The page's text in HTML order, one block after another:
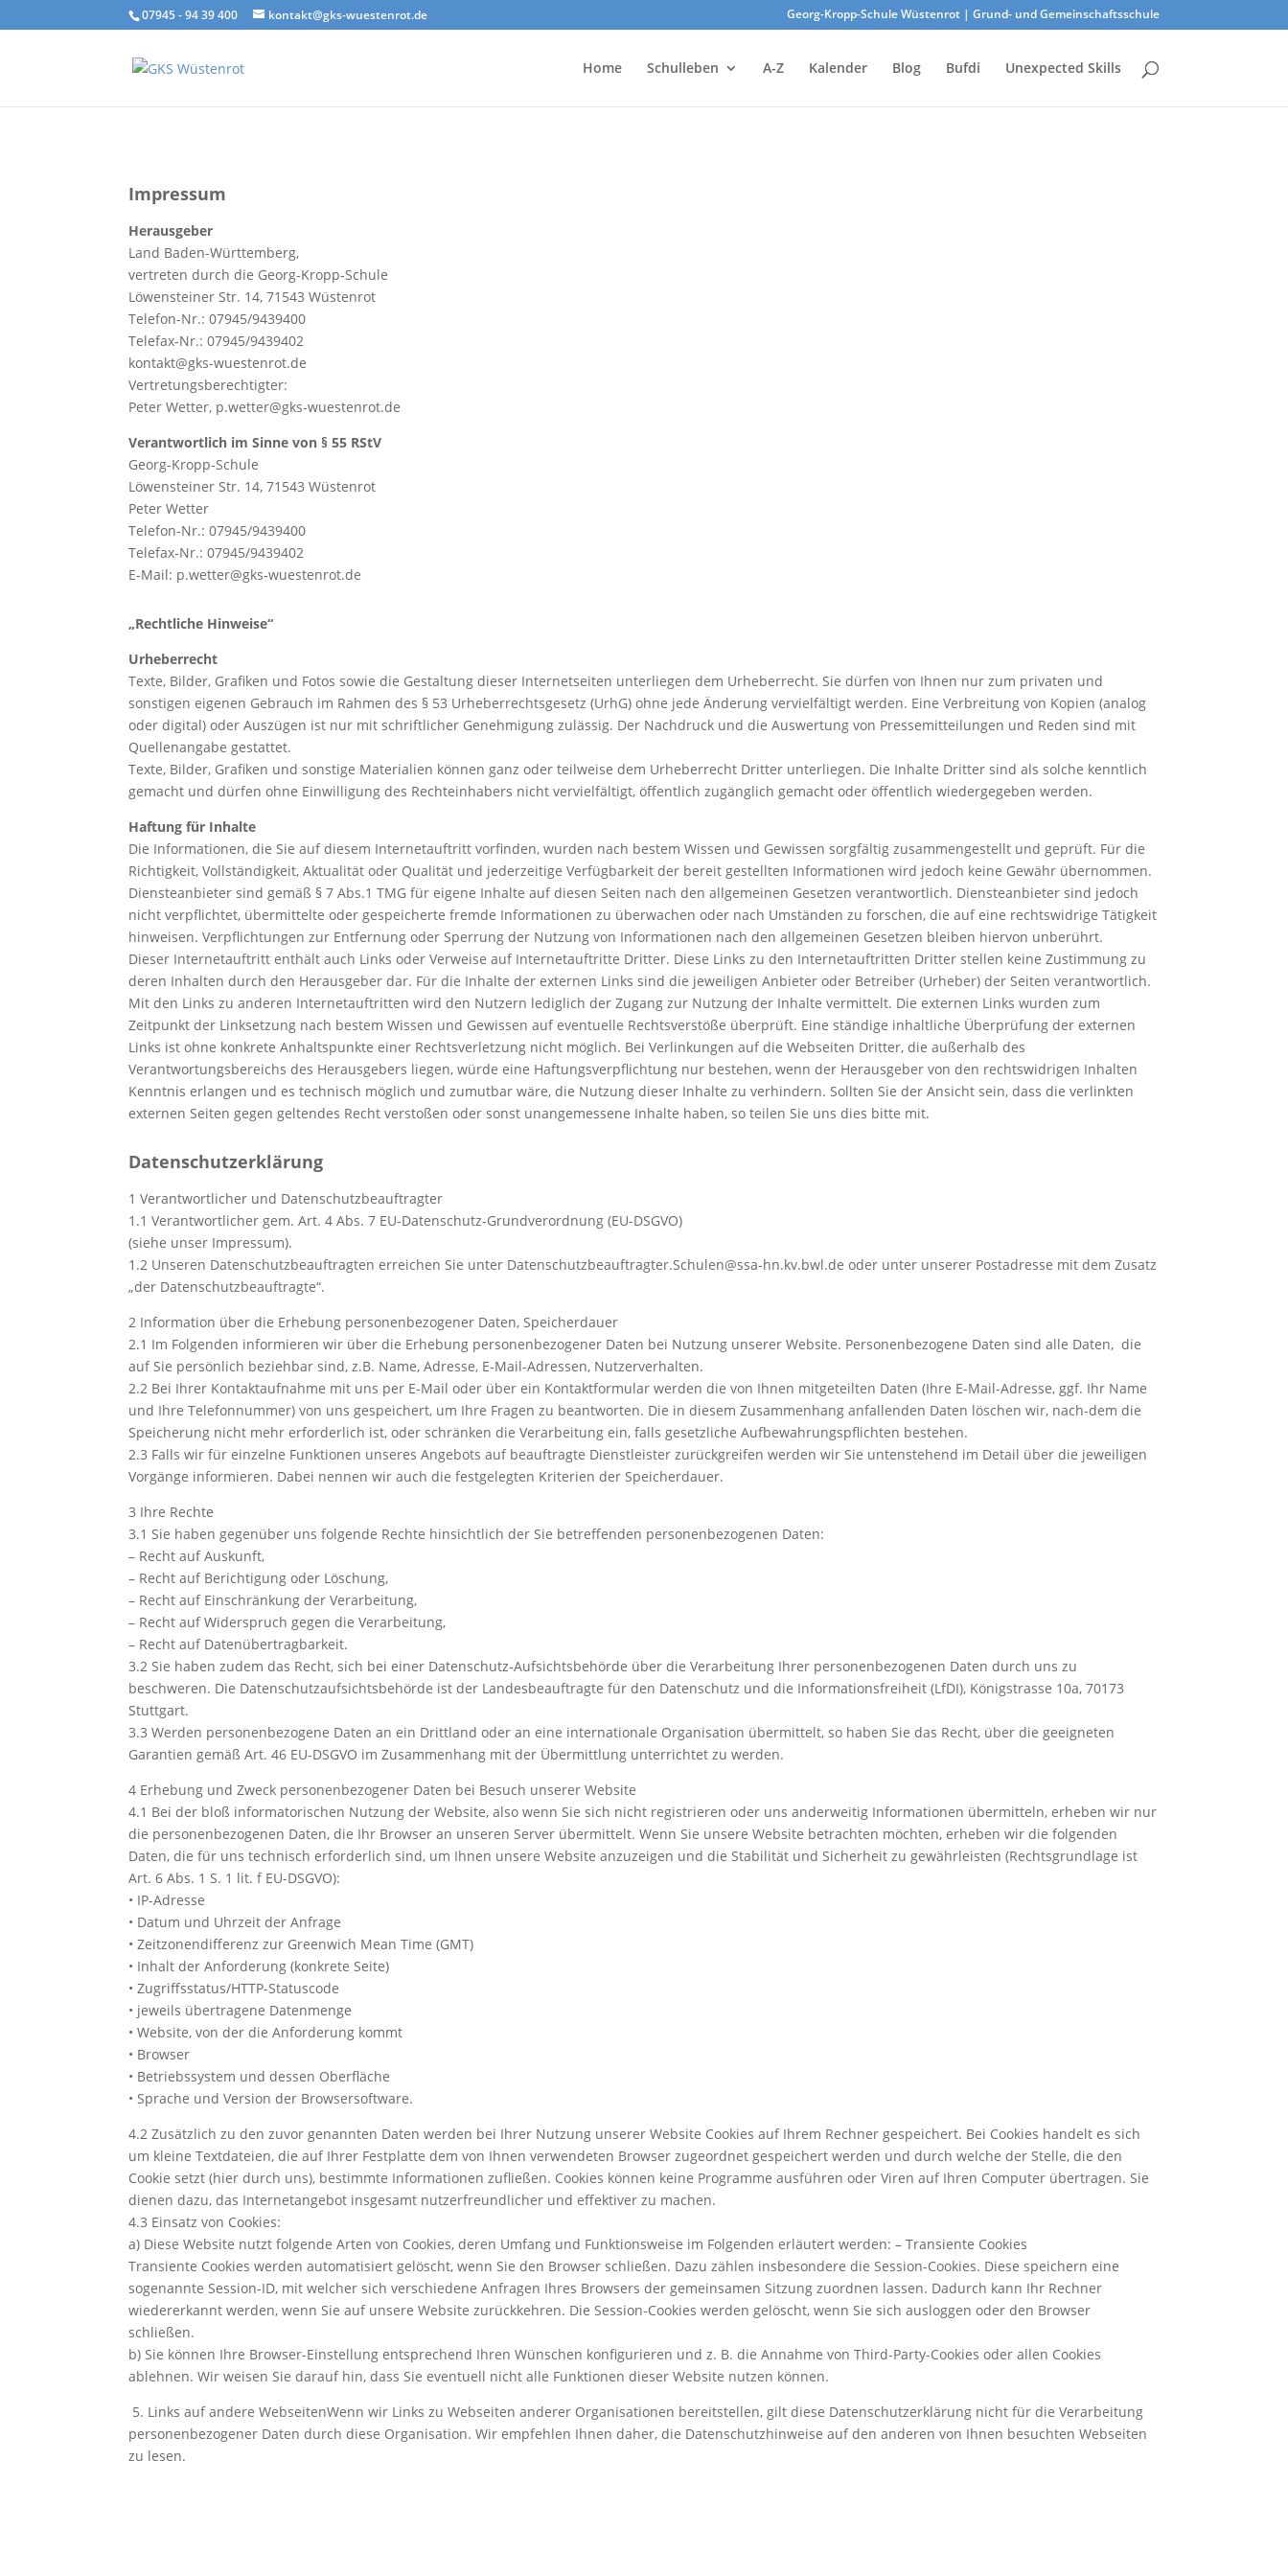
07945 - 94 39 400 kontakt@gks-wuestenrot.de Georg-Kropp-Schule Wüstenrot | Grund- und Gemeinschaftsschule
Home Schulleben A-Z Kalender Blog Bufdi Unexpected Skills
Impressum
Herausgeber
Land Baden-Württemberg,
vertreten durch die Georg-Kropp-Schule
Löwensteiner Str. 14, 71543 Wüstenrot
Telefon-Nr.: 07945/9439400
Telefax-Nr.: 07945/9439402
kontakt@gks-wuestenrot.de
Vertretungsberechtigter:
Peter Wetter, p.wetter@gks-wuestenrot.de
Verantwortlich im Sinne von § 55 RStV
Georg-Kropp-Schule
Löwensteiner Str. 14, 71543 Wüstenrot
Peter Wetter
Telefon-Nr.: 07945/9439400
Telefax-Nr.: 07945/9439402
E-Mail: p.wetter@gks-wuestenrot.de
„Rechtliche Hinweise“
Urheberrecht
Texte, Bilder, Grafiken und Fotos sowie die Gestaltung dieser Internetseiten unterliegen dem Urheberrecht. Sie dürfen von Ihnen nur zum privaten und
sonstigen eigenen Gebrauch im Rahmen des § 53 Urheberrechtsgesetz (UrhG) ohne jede Änderung vervielfältigt werden. Eine Verbreitung von Kopien (analog
oder digital) oder Auszügen ist nur mit schriftlicher Genehmigung zulässig. Der Nachdruck und die Auswertung von Pressemitteilungen und Reden sind mit
Quellenangabe gestattet.
Texte, Bilder, Grafiken und sonstige Materialien können ganz oder teilweise dem Urheberrecht Dritter unterliegen. Die Inhalte Dritter sind als solche kenntlich
gemacht und dürfen ohne Einwilligung des Rechteinhabers nicht vervielfältigt, öffentlich zugänglich gemacht oder öffentlich wiedergegeben werden.
Haftung für Inhalte
Die Informationen, die Sie auf diesem Internetauftritt vorfinden, wurden nach bestem Wissen und Gewissen sorgfältig zusammengestellt und geprüft. Für die
Richtigkeit, Vollständigkeit, Aktualität oder Qualität und jederzeitige Verfügbarkeit der bereit gestellten Informationen wird jedoch keine Gewähr übernommen.
Diensteanbieter sind gemäß § 7 Abs.1 TMG für eigene Inhalte auf diesen Seiten nach den allgemeinen Gesetzen verantwortlich. Diensteanbieter sind jedoch
nicht verpflichtet, übermittelte oder gespeicherte fremde Informationen zu überwachen oder nach Umständen zu forschen, die auf eine rechtswidrige Tätigkeit
hinweisen. Verpflichtungen zur Entfernung oder Sperrung der Nutzung von Informationen nach den allgemeinen Gesetzen bleiben hiervon unberührt.
Dieser Internetauftritt enthält auch Links oder Verweise auf Internetauftritte Dritter. Diese Links zu den Internetauftritten Dritter stellen keine Zustimmung zu
deren Inhalten durch den Herausgeber dar. Für die Inhalte der externen Links sind die jeweiligen Anbieter oder Betreiber (Urheber) der Seiten verantwortlich.
Mit den Links zu anderen Internetauftritten wird den Nutzern lediglich der Zugang zur Nutzung der Inhalte vermittelt. Die externen Links wurden zum
Zeitpunkt der Linksetzung nach bestem Wissen und Gewissen auf eventuelle Rechtsverstöße überprüft. Eine ständige inhaltliche Überprüfung der externen
Links ist ohne konkrete Anhaltspunkte einer Rechtsverletzung nicht möglich. Bei Verlinkungen auf die Webseiten Dritter, die außerhalb des
Verantwortungsbereichs des Herausgebers liegen, würde eine Haftungsverpflichtung nur bestehen, wenn der Herausgeber von den rechtswidrigen Inhalten
Kenntnis erlangen und es technisch möglich und zumutbar wäre, die Nutzung dieser Inhalte zu verhindern. Sollten Sie der Ansicht sein, dass die verlinkten
externen Seiten gegen geltendes Recht verstoßen oder sonst unangemessene Inhalte haben, so teilen Sie uns dies bitte mit.
Datenschutzerklärung
1 Verantwortlicher und Datenschutzbeauftragter
1.1 Verantwortlicher gem. Art. 4 Abs. 7 EU-Datenschutz-Grundverordnung (EU-DSGVO)
(siehe unser Impressum).
1.2 Unseren Datenschutzbeauftragten erreichen Sie unter Datenschutzbeauftragter.Schulen@ssa-hn.kv.bwl.de oder unter unserer Postadresse mit dem Zusatz
„der Datenschutzbeauftragte“.
2 Information über die Erhebung personenbezogener Daten, Speicherdauer
2.1 Im Folgenden informieren wir über die Erhebung personenbezogener Daten bei Nutzung unserer Website. Personenbezogene Daten sind alle Daten, die
auf Sie persönlich beziehbar sind, z.B. Name, Adresse, E-Mail-Adressen, Nutzerverhalten.
2.2 Bei Ihrer Kontaktaufnahme mit uns per E-Mail oder über ein Kontaktformular werden die von Ihnen mitgeteilten Daten (Ihre E-Mail-Adresse, ggf. Ihr Name
und Ihre Telefonnummer) von uns gespeichert, um Ihre Fragen zu beantworten. Die in diesem Zusammenhang anfallenden Daten löschen wir, nach-dem die
Speicherung nicht mehr erforderlich ist, oder schränken die Verarbeitung ein, falls gesetzliche Aufbewahrungspflichten bestehen.
2.3 Falls wir für einzelne Funktionen unseres Angebots auf beauftragte Dienstleister zurückgreifen werden wir Sie untenstehend im Detail über die jeweiligen
Vorgänge informieren. Dabei nennen wir auch die festgelegten Kriterien der Speicherdauer.
3 Ihre Rechte
3.1 Sie haben gegenüber uns folgende Rechte hinsichtlich der Sie betreffenden personenbezogenen Daten:
– Recht auf Auskunft,
– Recht auf Berichtigung oder Löschung,
– Recht auf Einschränkung der Verarbeitung,
– Recht auf Widerspruch gegen die Verarbeitung,
– Recht auf Datenübertragbarkeit.
3.2 Sie haben zudem das Recht, sich bei einer Datenschutz-Aufsichtsbehörde über die Verarbeitung Ihrer personenbezogenen Daten durch uns zu
beschweren. Die Datenschutzaufsichtsbehörde ist der Landesbeauftragte für den Datenschutz und die Informationsfreiheit (LfDI), Königstrasse 10a, 70173
Stuttgart.
3.3 Werden personenbezogene Daten an ein Drittland oder an eine internationale Organisation übermittelt, so haben Sie das Recht, über die geeigneten
Garantien gemäß Art. 46 EU-DSGVO im Zusammenhang mit der Übermittlung unterrichtet zu werden.
4 Erhebung und Zweck personenbezogener Daten bei Besuch unserer Website
4.1 Bei der bloß informatorischen Nutzung der Website, also wenn Sie sich nicht registrieren oder uns anderweitig Informationen übermitteln, erheben wir nur
die personenbezogenen Daten, die Ihr Browser an unseren Server übermittelt. Wenn Sie unsere Website betrachten möchten, erheben wir die folgenden
Daten, die für uns technisch erforderlich sind, um Ihnen unsere Website anzuzeigen und die Stabilität und Sicherheit zu gewährleisten (Rechtsgrundlage ist
Art. 6 Abs. 1 S. 1 lit. f EU-DSGVO):
• IP-Adresse
• Datum und Uhrzeit der Anfrage
• Zeitzonendifferenz zur Greenwich Mean Time (GMT)
• Inhalt der Anforderung (konkrete Seite)
• Zugriffsstatus/HTTP-Statuscode
• jeweils übertragene Datenmenge
• Website, von der die Anforderung kommt
• Browser
• Betriebssystem und dessen Oberfläche
• Sprache und Version der Browsersoftware.
4.2 Zusätzlich zu den zuvor genannten Daten werden bei Ihrer Nutzung unserer Website Cookies auf Ihrem Rechner gespeichert. Bei Cookies handelt es sich
um kleine Textdateien, die auf Ihrer Festplatte dem von Ihnen verwendeten Browser zugeordnet gespeichert werden und durch welche der Stelle, die den
Cookie setzt (hier durch uns), bestimmte Informationen zufließen. Cookies können keine Programme ausführen oder Viren auf Ihren Computer übertragen. Sie
dienen dazu, das Internetangebot insgesamt nutzerfreundlicher und effektiver zu machen.
4.3 Einsatz von Cookies:
a) Diese Website nutzt folgende Arten von Cookies, deren Umfang und Funktionsweise im Folgenden erläutert werden: – Transiente Cookies
Transiente Cookies werden automatisiert gelöscht, wenn Sie den Browser schließen. Dazu zählen insbesondere die Session-Cookies. Diese speichern eine
sogenannte Session-ID, mit welcher sich verschiedene Anfragen Ihres Browsers der gemeinsamen Sitzung zuordnen lassen. Dadurch kann Ihr Rechner
wiedererkannt werden, wenn Sie auf unsere Website zurückkehren. Die Session-Cookies werden gelöscht, wenn Sie sich ausloggen oder den Browser
schließen.
b) Sie können Ihre Browser-Einstellung entsprechend Ihren Wünschen konfigurieren und z. B. die Annahme von Third-Party-Cookies oder allen Cookies
ablehnen. Wir weisen Sie darauf hin, dass Sie eventuell nicht alle Funktionen dieser Website nutzen können.
5. Links auf andere WebseitenWenn wir Links zu Webseiten anderer Organisationen bereitstellen, gilt diese Datenschutzerklärung nicht für die Verarbeitung
personenbezogener Daten durch diese Organisation. Wir empfehlen Ihnen daher, die Datenschutzhinweise auf den anderen von Ihnen besuchten Webseiten
zu lesen.